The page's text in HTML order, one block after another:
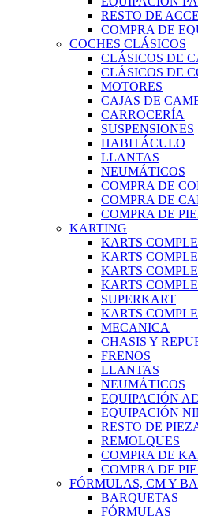
RESTO DE
COMPRA DE
COCHES CLÁSICOS
CLÁSICOS DE
CLÁSICOS DE
MOTORES
CAJAS DE
CARROCERÍA
SUSPENSIONES
HABITÁCULO
LLANTAS
NEUMÁTICOS
COMPRA DE
COMPRA DE
COMPRA DE
KARTING
KARTS
KARTS
KARTS
KARTS
SUPERKART
KARTS
MECANICA
CHASIS Y
FRENOS
LLANTAS
NEUMÁTICOS
EQUIPACIÓN
EQUIPACIÓN
RESTO DE
REMOLQUES
COMPRA DE
COMPRA DE
FÓRMULAS, CM Y
BARQUETAS
FÓRMULAS